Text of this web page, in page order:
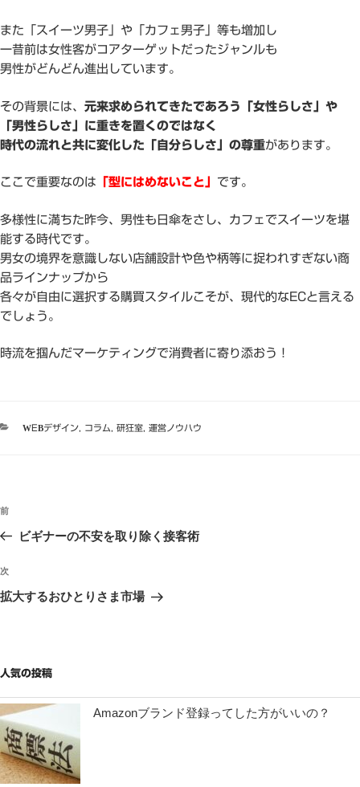
また「スイーツ男子」や「カフェ男子」等も増加し
一昔前は女性客がコアターゲットだったジャンルも
男性がどんどん進出しています。
その背景には、 元来求められてきたであろう「女性らしさ」や
「男性らしさ」に重きを置くのではなく
時代の流れと共に変化した「自分らしさ」の尊重があります。
ここで重要なのは 「型にはめないこと」 です。
多様性に満ちた昨今、男性も日傘をさし、カフェでスイーツを堪
能する時代です。
男女の境界を意識しない店舗設計や色や柄等に捉われすぎない商
品ラインナップから
各々が自由に選択する購買スタイルこそが、現代的なECと言える
でしょう。
時流を掴んだマーケティングで消費者に寄り添おう！
カ
WEBデザイン, コラム 研狂室, 運営ノウハウ
投
ビ
ゲ
ン
過
去
投
稿
前
ビギナーの不安を取り除く接客術
次
の
次
拡大するおひとりさま市場
人気の投稿
Amazonブランド登録ってした方がいいの？